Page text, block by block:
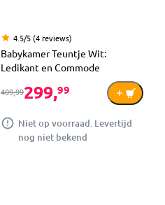
4.5/5 (4 reviews)
Babykamer Teuntje Wit:
Ledikant en Commode
409,99299,99
Niet op voorraad. Levertijd
nog niet bekend